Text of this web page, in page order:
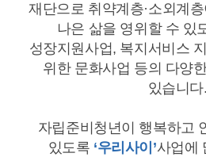
재단으로 취약계층·소외계
나은 삶을 영위할 수 있
성장지원사업, 복지서비스
위한 문화사업 등의 다양
있습니다.
자립준비청년이 행복하고
있도록 ‘우리사이 ’사업에